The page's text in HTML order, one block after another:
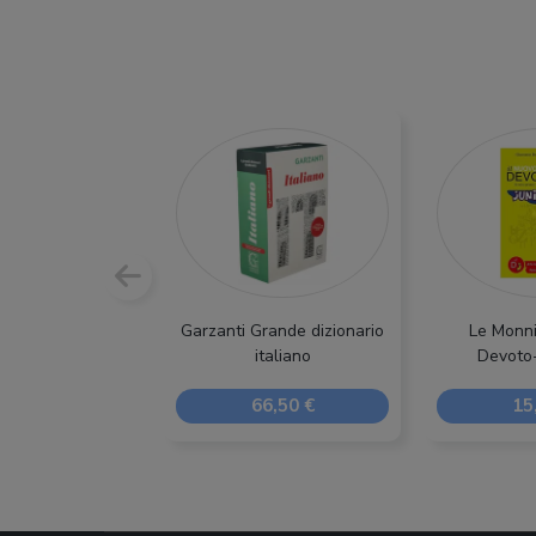
Garzanti Grande dizionario
italiano
66,50 €
Le